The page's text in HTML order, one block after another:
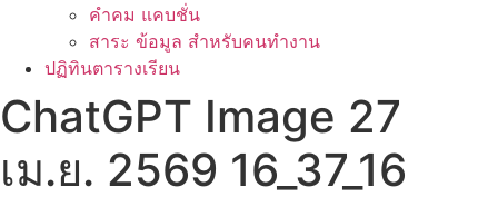
คำคม แคบชั่น
สาระ ข้อมูล สำหรับคนทำงาน
ปฏิทินตารางเรียน
ChatGPT Image 27
เม.ย. 2569 16_37_16